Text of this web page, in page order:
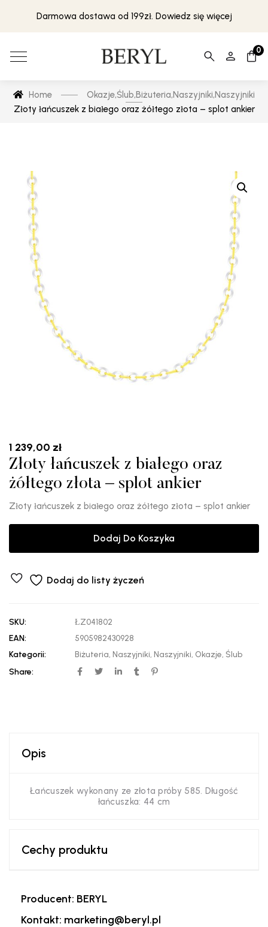
Darmowa dostawa od 199zł. Dowiedz się więcej
0
Home Okazje,Ślub,Biżuteria,Naszyjniki,Naszyjniki
Złoty łańcuszek z białego oraz żółtego złota – splot ankier
1 239,00 zł
Złoty łańcuszek z białego oraz
żółtego złota – splot ankier
Złoty łańcuszek z białego oraz żółtego złota – splot ankier
Dodaj Do Koszyka
Dodaj do listy życzeń
SKU:
ŁZ041802
EAN:
5905982430928
Kategorii:
Biżuteria, Naszyjniki, Naszyjniki, Okazje, Ślub
Share:
Opis
Łańcuszek wykonany ze złota próby 585. Długość
łańcuszka: 44 cm
Cechy produktu
Producent: BERYL
Kontakt: marketing@beryl.pl